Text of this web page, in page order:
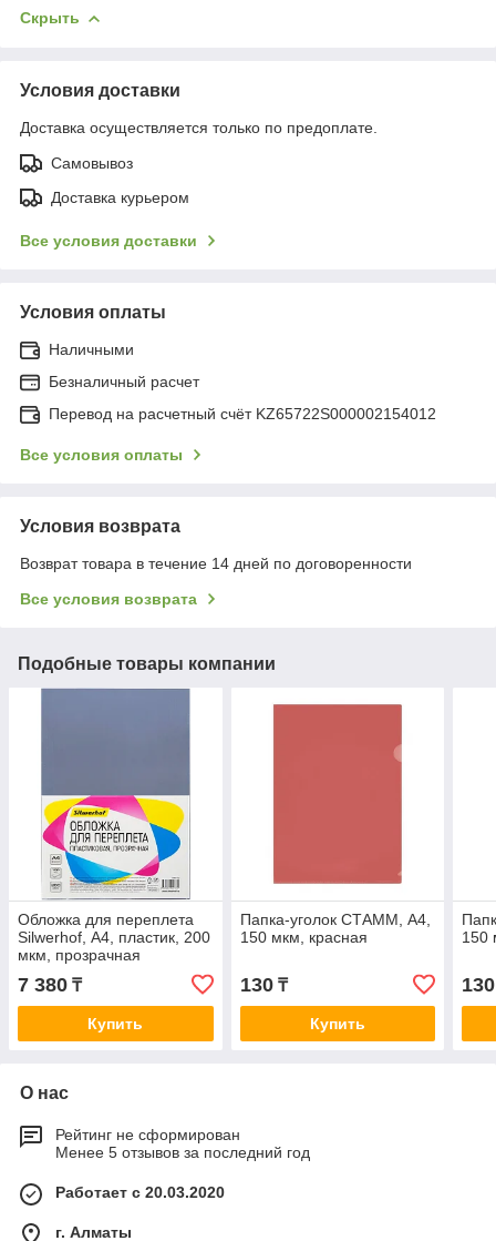
Скрыть
Условия доставки
Доставка осуществляется только по предоплате.
Самовывоз
Доставка курьером
Все условия доставки
Условия оплаты
Наличными
Безналичный расчет
Перевод на расчетный счёт KZ65722S000002154012
Все условия оплаты
Условия возврата
Возврат товара в течение 14 дней по договоренности
Все условия возврата
Подобные товары компании
Обложка для переплета
Silwerhof, А4, пластик, 200
мкм, прозрачная
7 380 ₸
Купить
Папка-уголок СТАММ, А4,
150 мкм, красная
130₸
Купить
150
130
О нас
Рейтинг не сформирован
Менее 5 отзывов за последний год
Работает с 20.03.2020
г. Алматы